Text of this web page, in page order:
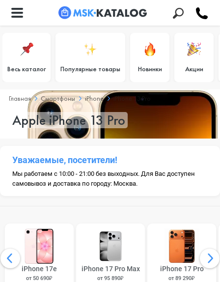
Весь каталог Популярные товары Новинки Акции
Главная Смартфоны iPhone iPhone 13 Pro
Apple iPhone 13 Pro
Уважаемые, посетители!
Мы работаем с 10:00 - 21:00 без выходных. Для Вас доступен
самовывоз и доставка по городу: Москва.
iPhone 17e
от 50 690₽
iPhone 17 Pro Max
от 95 890₽
iPhone 17 Pro
от 89 290₽